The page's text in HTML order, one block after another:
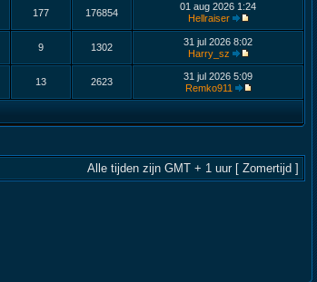
177 176854
01 aug 2026 1:24
Hellraiser
9 1302
31 jul 2026 8:02
Harry_sz
13 2623
31 jul 2026 5:09
Remko911
Alle tijden zijn GMT + 1 uur [ Zomertijd ]